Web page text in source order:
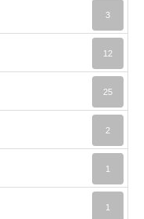
3
12
25
2
1
1